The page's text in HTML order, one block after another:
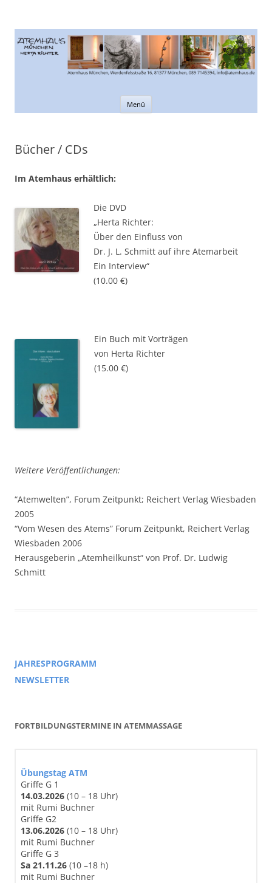
Menü
springen
Bücher / CDs
Im Atemhaus erhältlich:
Die DVD
„Herta Richter:
Über den Einfluss von
Dr. J. L. Schmitt auf ihre Atemarbeit
Ein Interview“
(10.00 €)
Ein Buch mit Vorträgen
von Herta Richter
(15.00 €)
Weitere Veröffentlichungen:
“Atemwelten”, Forum Zeitpunkt; Reichert Verlag Wiesbaden
2005
“Vom Wesen des Atems” Forum Zeitpunkt, Reichert Verlag
Wiesbaden 2006
Herausgeberin „Atemheilkunst“ von Prof. Dr. Ludwig
Schmitt
JAHRESPROGRAMM
NEWSLETTER
FORTBILDUNGSTERMINE IN ATEMMASSAGE
Übungstag ATM
Griffe G 1
14.03.2026 (10 – 18 Uhr)
mit Rumi Buchner
Griffe G2
13.06.2026 (10 – 18 Uhr)
mit Rumi Buchner
Griffe G 3
Sa 21.11.26 (10 –18 h)
mit Rumi Buchner